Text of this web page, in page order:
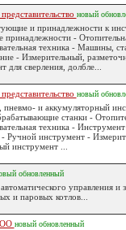
новый
и принадлежности к
принадлежности -
техника - Машины,
- Измерительный,
для сверления, долбле...
новый
пневмо- и аккумуляторный
станки -
техника -
- Ручной инструмент -
инструмент ...
обновленный
управления и
и паровых котлов...
новый обновленный